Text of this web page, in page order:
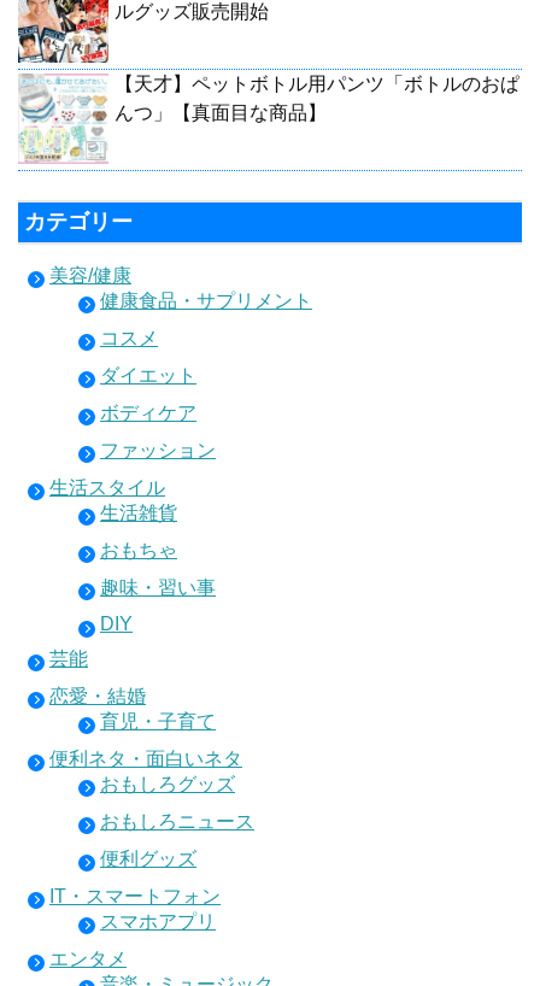
ルグッズ販売開始
【天才】ペットボトル用パンツ「ボトルのおぱ
んつ」【真面目な商品】
カテゴリー
美容/健康
健康食品・サプリメント
コスメ
ダイエット
ボディケア
ファッション
生活スタイル
生活雑貨
おもちゃ
趣味・習い事
DIY
芸能
恋愛・結婚
育児・子育て
便利ネタ・面白いネタ
おもしろグッズ
おもしろニュース
便利グッズ
IT・スマートフォン
スマホアプリ
エンタメ